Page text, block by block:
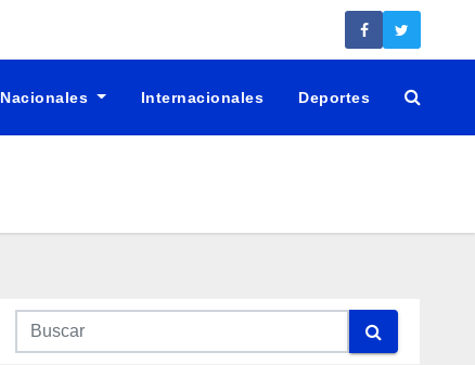
Nacionales Internacionales Deportes